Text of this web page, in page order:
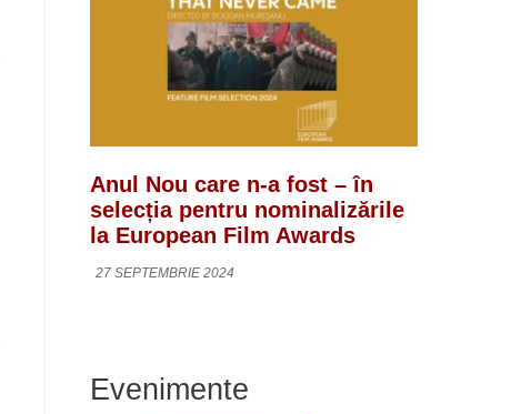
Anul Nou care n-a fost – în
selecția pentru nominalizările
la European Film Awards
27 SEPTEMBRIE 2024
Evenimente